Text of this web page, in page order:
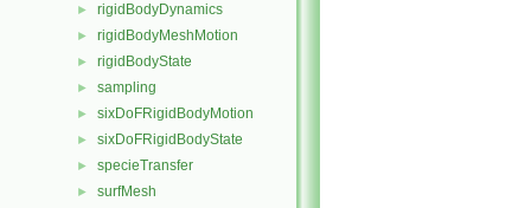
► rigidBodyDynamics
► rigidBodyMeshMotion
► rigidBodyState
► sampling
► sixDoFRigidBodyMotion
► sixDoFRigidBodyState
► specieTransfer
► surfMesh